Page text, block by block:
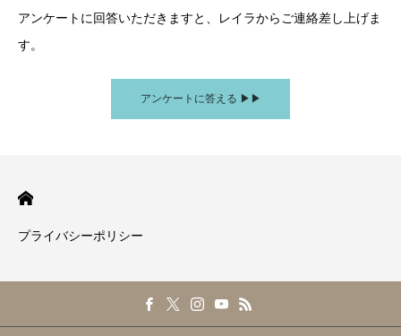
アンケートに回答いただきますと、レイラからご連絡差し上げま
す。
アンケートに答える ▶︎▶︎
プライバシーポリシー